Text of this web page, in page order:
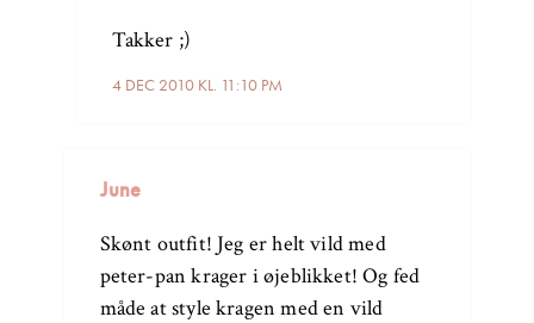
4 DEC 2010 KL. 11:10 PM
Takker ;)
June
Skønt outfit! Jeg er helt vild med
peter-pan krager i øjeblikket! Og fed
måde at style kragen med en vild